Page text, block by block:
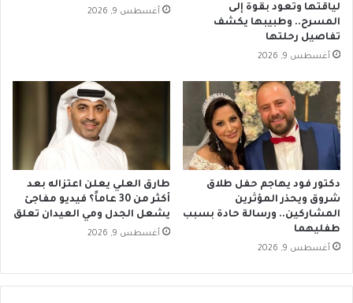
لياقتها وتعود بقوة إلى
المسرح.. وطبيبها يكشف
تفاصيل رحلتها
أغسطس 9, 2026
أغسطس 9, 2026
دكتور فود يهاجم حفل طلاق
شروق ويحذر المؤثرين
المشاركين.. ورسالة حادة بسبب
طفليهما
أغسطس 9, 2026
طارق العلي يعلن اعتزاله بعد
أكثر من 30 عاماً؟ فيديو مفاجئ
يشعل الجدل ومي العيدان تعلق
أغسطس 9, 2026